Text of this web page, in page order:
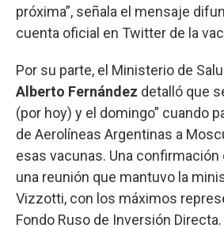
próxima”, señala el mensaje
cuenta oficial en Twitter de la
Por su parte, el Ministerio de
Alberto Fernández detalló que
(por hoy) y el domingo” cuando
de Aerolíneas Argentinas a
esas vacunas. Una confirmación
una reunión que mantuvo la
Vizzotti, con los máximos
Fondo Ruso de Inversión